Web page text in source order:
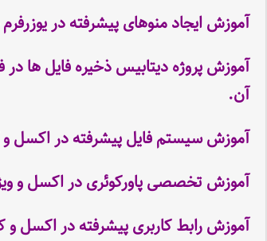
آموزش ایجاد منوهای پیشرفته در
آموزش پروژه دیتابیس ذخیره فایل ها
آن.
آموزش سیستم فایل پیشرفته در اکسل
آموزش تخصصی پاورکوئری در اکسل و
آموزش رابط کاربری پیشرفته در اکسل